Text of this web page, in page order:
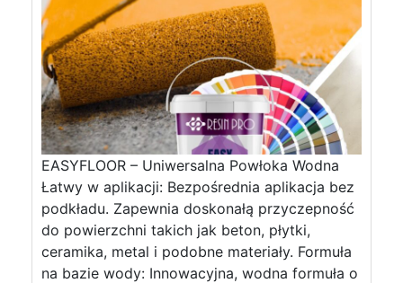
EASYFLOOR – Uniwersalna Powłoka Wodna
Łatwy w aplikacji: Bezpośrednia aplikacja bez
podkładu. Zapewnia doskonałą przyczepność
do powierzchni takich jak beton, płytki,
ceramika, metal i podobne materiały. Formuła
na bazie wody: Innowacyjna, wodna formuła o